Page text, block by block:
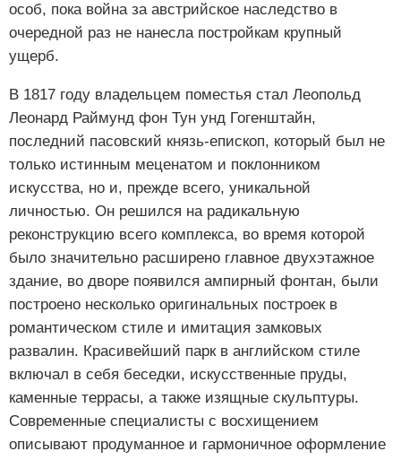
особ, пока война за австрийское наследство в
очередной раз не нанесла постройкам крупный
ущерб.
В 1817 году владельцем поместья стал Леопольд
Леонард Раймунд фон Тун унд Гогенштайн,
последний пасовский князь-епископ, который был не
только истинным меценатом и поклонником
искусства, но и, прежде всего, уникальной
личностью. Он решился на радикальную
реконструкцию всего комплекса, во время которой
было значительно расширено главное двухэтажное
здание, во дворе появился ампирный фонтан, были
построено несколько оригинальных построек в
романтическом стиле и имитация замковых
развалин. Красивейший парк в английском стиле
включал в себя беседки, искусственные пруды,
каменные террасы, а также изящные скульптуры.
Современные специалисты с восхищением
описывают продуманное и гармоничное оформление